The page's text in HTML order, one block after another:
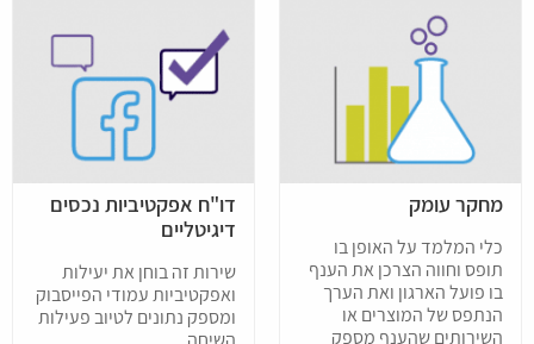
מחקר עומק
כלי המלמד על האופן בו
תופס וחווה הצרכן את הענף
בו פועל הארגון ואת הערך
הנתפס של המוצרים או
השירותים שהענף מספק
דו"ח אפקטיביות נכסים
דיגיטליים
שירות זה בוחן את יעילות
ואפקטיביות עמודי הפייסבוק
ומספק נתונים לטיוב פעילות